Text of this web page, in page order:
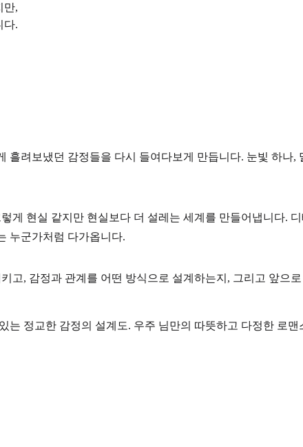
만,
다.
흘려보냈던 감정들을 다시 들여다보게 만듭니다. 눈빛 하나
게 현실 같지만 현실보다 더 설레는 세계 를 만들어냅니다.
누군가처럼 다가옵니다.
고, 감정과 관계를 어떤 방식으로 설계하는지, 그리고 앞으
는 정교한 감정의 설계도. 우주 님만의 따뜻하고 다정한 로